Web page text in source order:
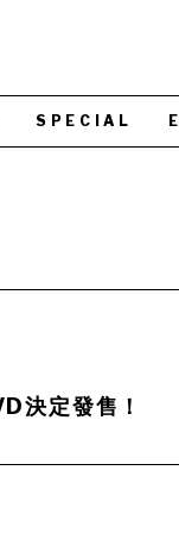
SPECIAL
定發售！